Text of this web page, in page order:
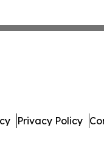
Privacy Policy